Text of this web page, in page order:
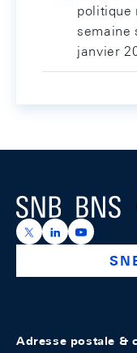
politique
semaine
janvier
Logo
https://x.com/
https://https://
Adresse postale &